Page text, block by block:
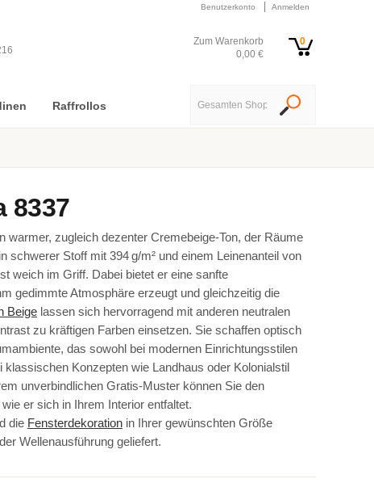
Benutzerkonto Anmelden
Zum Warenkorb
0,00 €
0
Raffrollos
8337
warmer, zugleich dezenter Cremebeige-Ton, der Räume
schwerer Stoff mit 394 g/m² und einem Leinenanteil von
weich im Griff. Dabei bietet er eine sanfte
gedimmte Atmosphäre erzeugt und gleichzeitig die
Beigelassen sich hervorragend mit anderen neutralen
zu kräftigen Farben einsetzen. Sie schaffen optisch
das sowohl bei modernen Einrichtungsstilen
Konzepten wie Landhaus oder Kolonialstil
unverbindlichen Gratis-Muster können Sie den
er sich in Ihrem Interior entfaltet.
die Fensterdekorationin Ihrer gewünschten Größe
Wellenausführung geliefert.